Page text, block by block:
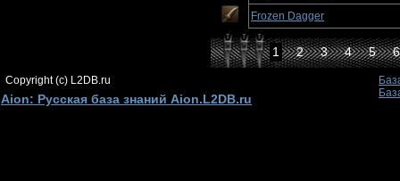
Frozen Dagger
1 2 3 4 5 6
Copyright (c) L2DB.ru
Aion: Русская база знаний Aion.L2DB.ru